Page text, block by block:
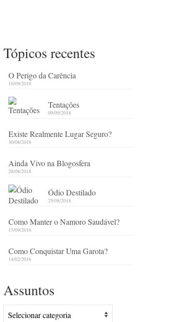
Tópicos recentes
O Perigo da Carência
10/09/2018
Tentações
09/09/2018
Existe Realmente Lugar Seguro?
30/08/2018
Ainda Vivo na Blogosfera
28/08/2018
Ódio Destilado
25/08/2018
Como Manter o Namoro Saudável?
13/09/2016
Como Conquistar Uma Garota?
14/02/2016
Assuntos
Assuntos